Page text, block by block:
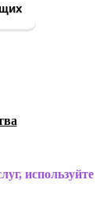
используйте